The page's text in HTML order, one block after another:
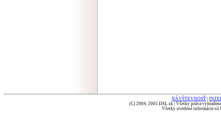
NÁVŠTEVNOSŤ
(C) 2004, 2005 DSL.sk | Všetky práva
Všetky uvedené informácie sú